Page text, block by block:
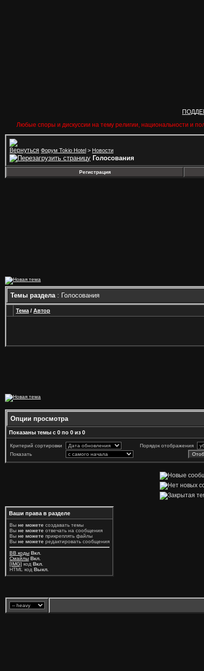
Любые споры и дискуссии на тему религии, национальности и
Форум Tokio Hotel > Новости
Голосования
Регистрация
Темы раздела: Голосования
Тема / Автор
Опции просмотра
Показаны темы с 0 по 0 из 0
Критерий сортировки
Порядок отображения
Показать
Ваши права в разделе
Вы не можете создавать темы
Вы не можете отвечать на сообщения
Вы не можете прикреплять файлы
Вы не можете редактировать сообщения
BB коды Вкл.
Смайлы Вкл.
[IMG] код Вкл.
HTML код Выкл.